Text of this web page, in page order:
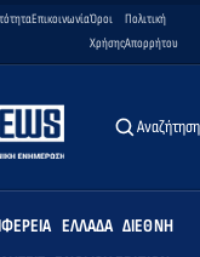
ΕπικοινωνίαΌροι
Χρήσης
Πολιτική
Απορρήτου
Αναζήτηση
ΕΛΛΆΔΑ ΔΙΕΘΝΉ